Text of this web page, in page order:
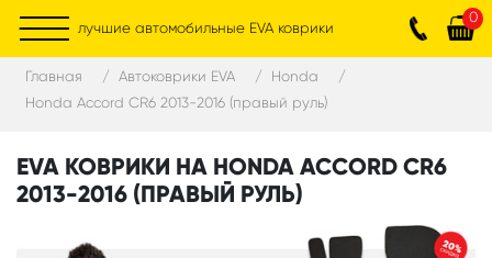
лучшие автомобильные EVA коврики
0
Главная Автоковрики EVA
Honda
Honda Accord CR6 2013-2016 (правый руль)
EVA КОВРИКИ НА HONDA ACCORD CR6
2013-2016 (ПРАВЫЙ РУЛЬ)